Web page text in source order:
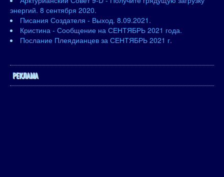
энергий. 8 сентября 2020.
Писания Создателя - Выход. 8.09.2021.
Кристина - Сообщение на СЕНТЯБРЬ 2021 года.
Послание Плеядианцев за СЕНТЯБРЬ 2021 г.
РЕКЛАМА